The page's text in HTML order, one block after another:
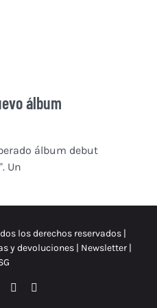
álbum
álbum debut
Un
los derechos reservados |
y devoluciones| Newsletter |
Instagram